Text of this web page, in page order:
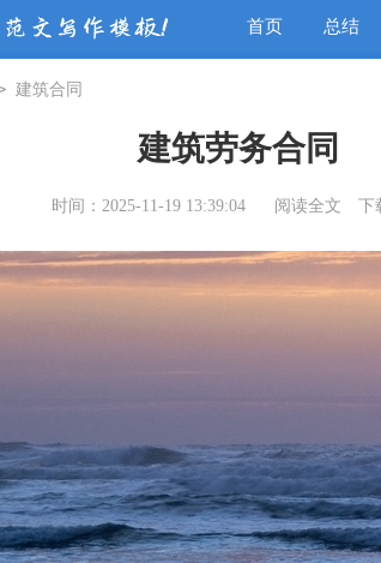
首页 总结
建筑合同
建筑劳务合同
时间：2025-11-19 13:39:04 阅读全文 下